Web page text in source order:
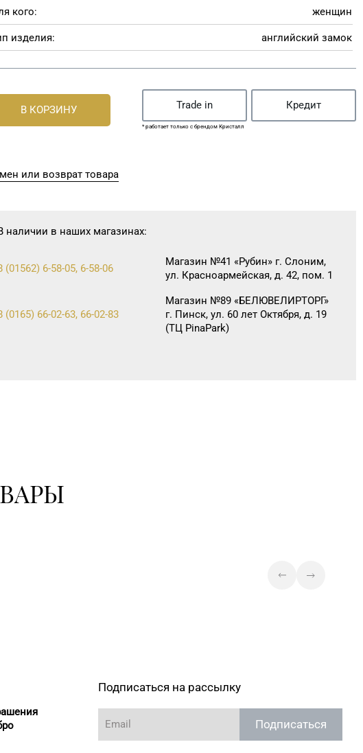
кого: женщин
изделия: английский замок
В КОРЗИНУ Trade in Кредит
* работает только с брендом Кристалл
или возврат товара
наличии в наших магазинах:
(01562) 6-58-05, 6-58-06
Магазин №41 «Рубин» г. Слоним,
ул. Красноармейская, д. 42, пом. 1
(0165) 66-02-63, 66-02-83
Магазин №89 «БЕЛЮВЕЛИРТОРГ»
г. Пинск, ул. 60 лет Октября, д. 19
(ТЦ PinaPark)
Подписаться на рассылку
Подписаться